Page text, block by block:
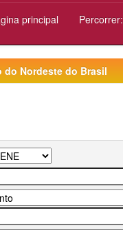
principal Percorrer:
do Nordeste do Brasil